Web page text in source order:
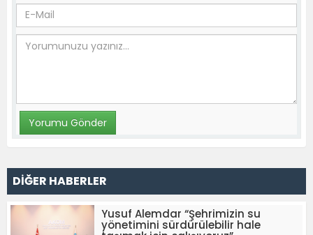
DİĞER HABERLER
Yusuf Alemdar “Şehrimizin su
yönetimini sürdürülebilir hale